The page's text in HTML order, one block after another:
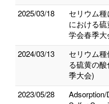
2025/03/18
セリウム
における
学会春季大
2024/03/13
セリウム
る硫黄の
季大会)
2023/05/28